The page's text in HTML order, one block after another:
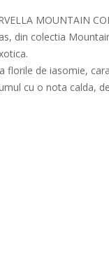
MOUNTAIN
din colectia
florile de iasomie,
cu o nota calda,